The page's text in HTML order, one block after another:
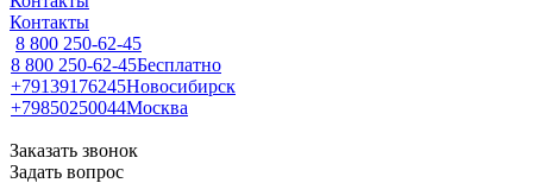
Контакты
8 800 250-62-45
8 800 250-62-45Бесплатно
+79139176245Новосибирск
+79850250044Москва
Заказать звонок
Задать вопрос